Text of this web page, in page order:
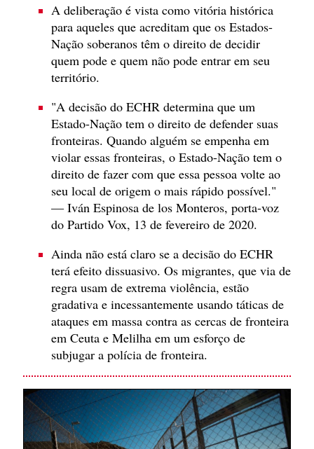
A deliberação é vista como vitória histórica
para aqueles que acreditam que os Estados-
Nação soberanos têm o direito de decidir
quem pode e quem não pode entrar em seu
território.
"A decisão do ECHR determina que um
Estado-Nação tem o direito de defender suas
fronteiras. Quando alguém se empenha em
violar essas fronteiras, o Estado-Nação tem o
direito de fazer com que essa pessoa volte ao
seu local de origem o mais rápido possível."
— Iván Espinosa de los Monteros, porta-voz
do Partido Vox, 13 de fevereiro de 2020.
Ainda não está claro se a decisão do ECHR
terá efeito dissuasivo. Os migrantes, que via de
regra usam de extrema violência, estão
gradativa e incessantemente usando táticas de
ataques em massa contra as cercas de fronteira
em Ceuta e Melilha em um esforço de
subjugar a polícia de fronteira.